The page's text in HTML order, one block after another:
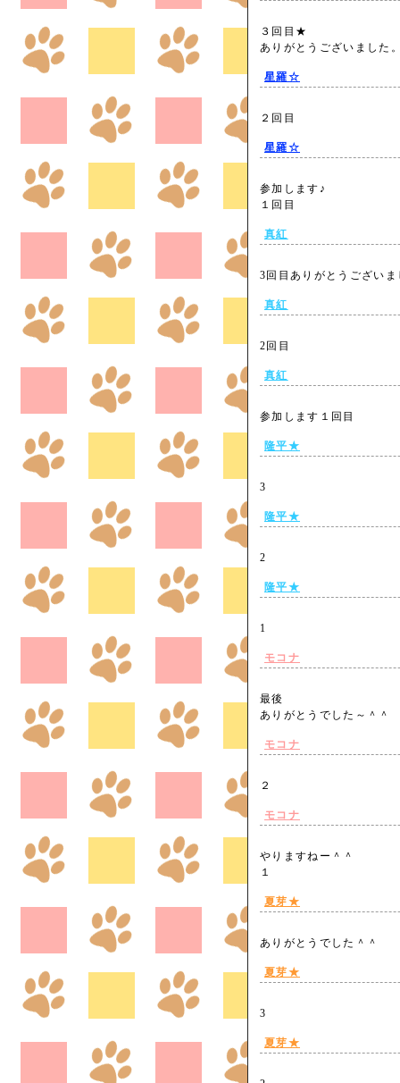
３回目★
ありがとうございまし
星羅☆
２回目
星羅☆
参加します♪
１回目
真紅
3回目ありがとうござい
真紅
2回目
真紅
参加します１回目
隆平★
3
隆平★
2
隆平★
1
モコナ
最後
ありがとうでした～＾
モコナ
２
モコナ
やりますねー＾＾
１
夏芽★
ありがとうでした＾＾
夏芽★
3
夏芽★